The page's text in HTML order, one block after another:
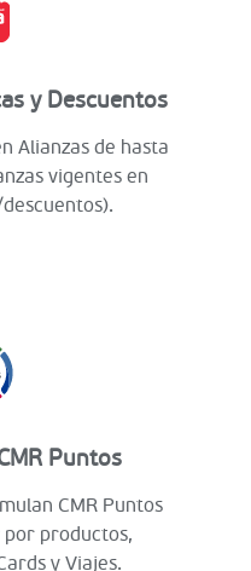
y Descuentos
Alianzas de hasta
vigentes en
Puntos
CMR Puntos
productos,
y Viajes.